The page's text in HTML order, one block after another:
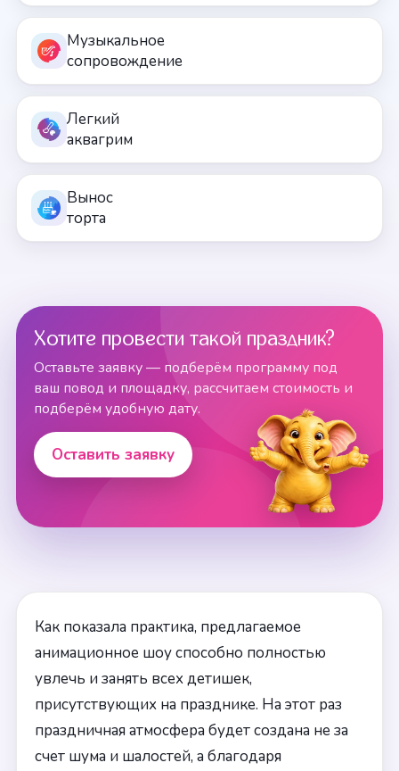
Музыкальное
сопровождение
Легкий
аквагрим
Вынос
торта
Хотите провести такой праздник?
Оставьте заявку — подберём программу под
ваш повод и площадку, рассчитаем стоимость и
подберём удобную дату.
Оставить заявку
Как показала практика, предлагаемое
анимационное шоу способно полностью
увлечь и занять всех детишек,
присутствующих на празднике. На этот раз
праздничная атмосфера будет создана не за
счет шума и шалостей, а благодаря